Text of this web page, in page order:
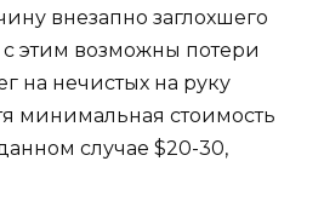
внезапно заглохшего
с этим возможны потери
на нечистых на руку
минимальная стоимость
случае $20-30,